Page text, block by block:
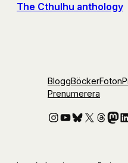
The Cthulhu anthology
BloggBöckerFoton
Prenumerera
Instagram
YouTube
Bluesky
X